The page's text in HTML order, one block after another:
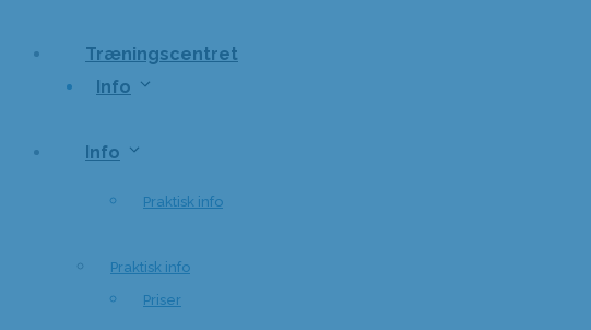
Info
Praktisk info
Priser
Træningscentret
Info
Praktisk info